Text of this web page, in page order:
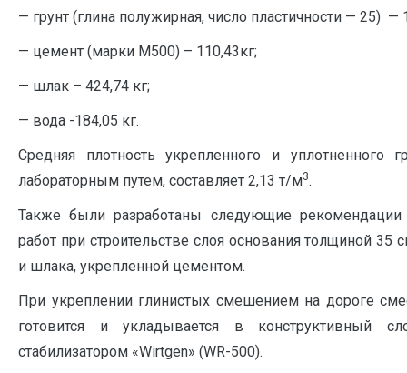
— грунт (глина полужирная, число пластичности — 25) —
— цемент (марки М500) – 110,43кг;
— шлак – 424,74 кг;
— вода -184,05 кг.
Средняя плотность укрепленного и уплотненного
лабораторным путем, составляет 2,13 т/м3.
Также были разработаны следующие рекомендации
работ при строительстве слоя основания толщиной 35
и шлака, укрепленной цементом.
При укреплении глинистых смешением на дороге
готовится и укладывается в конструктивный
стабилизатором «Wirtgen» (WR-500).